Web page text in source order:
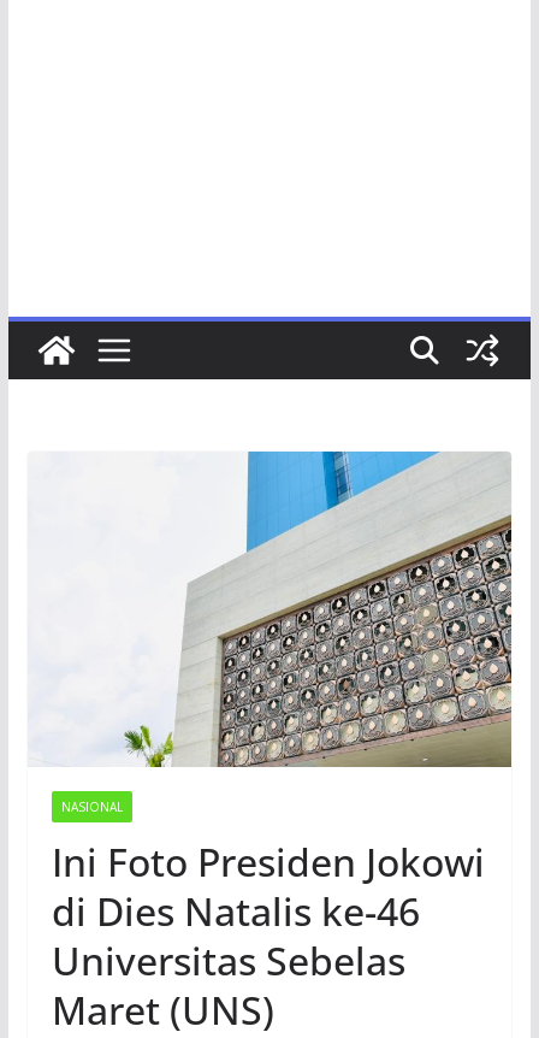
NASIONAL
Ini Foto Presiden Jokowi
di Dies Natalis ke-46
Universitas Sebelas
Maret (UNS)